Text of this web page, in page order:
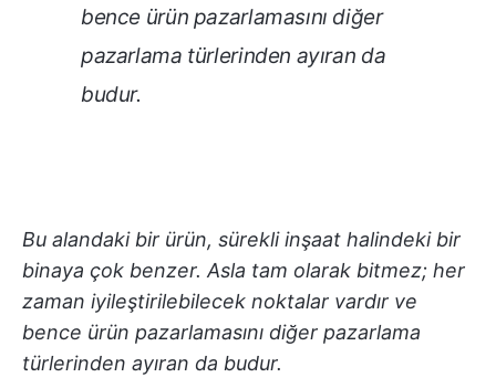
bence ürün pazarlamasını diğer
pazarlama türlerinden ayıran da
budur.
Bu alandaki bir ürün, sürekli inşaat halindeki bir
binaya çok benzer. Asla tam olarak bitmez; her
zaman iyileştirilebilecek noktalar vardır ve
bence ürün pazarlamasını diğer pazarlama
türlerinden ayıran da budur.